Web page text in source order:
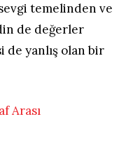
sevgi temelinden ve
de değerler
de yanlış olan bir